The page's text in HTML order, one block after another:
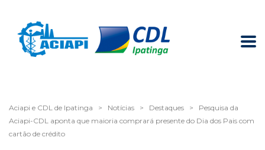
Aciapi e CDL de Ipatinga > Notícias > Destaques >
Pesquisa da
Aciapi-CDL aponta que maioria comprará presente do Dia dos Pais com
cartão de crédito